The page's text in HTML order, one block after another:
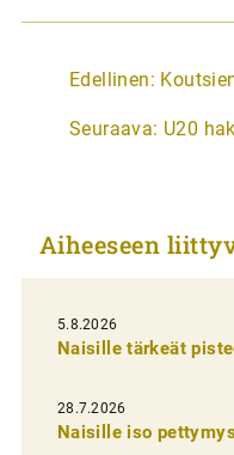
A
t
k
e
l
i
e
n
Edellinen:
Seuraava: U20
Aiheeseen
5.8.2026
Naisille tärkeät
28.7.2026
Naisille iso